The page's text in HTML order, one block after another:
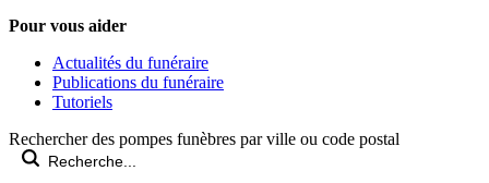
Pour vous aider
Actualités du funéraire
Publications du funéraire
Tutoriels
Rechercher des pompes funèbres par ville ou code postal